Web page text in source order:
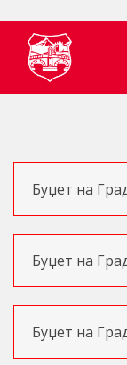
Буџет на
Буџет на
Буџет на